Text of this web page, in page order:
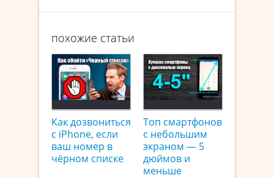
похожие статьи
Как дозвониться
с iPhone, если
ваш номер в
чёрном списке
Топ смартфонов
с небольшим
экраном — 5
дюймов и
меньше